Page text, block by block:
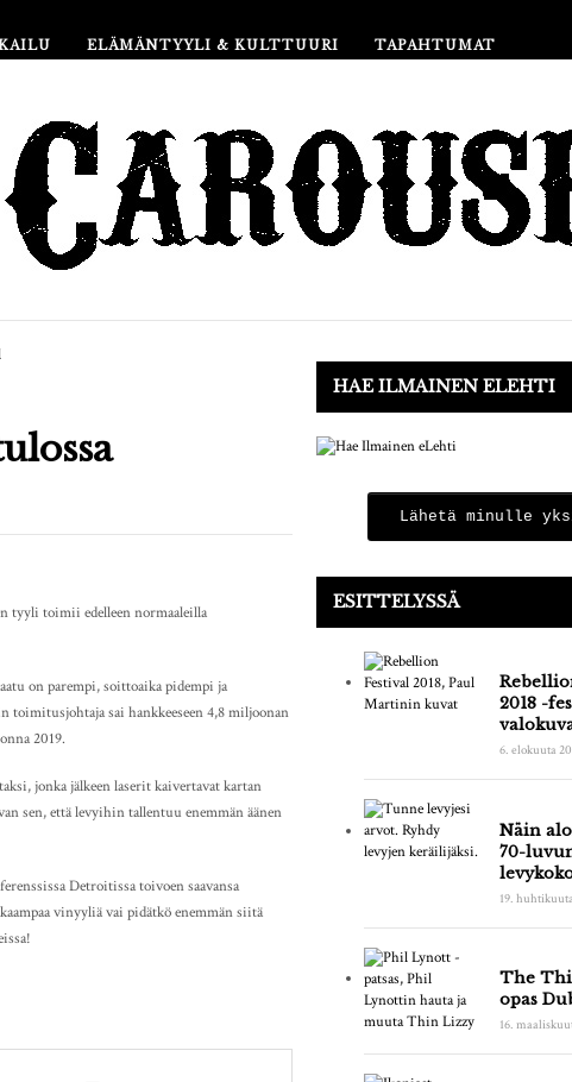
ELÄMÄNTYYLI & KULTTUURI TAPAHTUMAT
toimii edelleen normaaleilla
on parempi, soittoaika pidempi ja
toimitusjohtaja sai hankkeeseen 4,8 miljoonan
2019.
jonka jälkeen laserit kaivertavat kartan
sen, että levyihin tallentuu enemmän äänen
Detroitissa toivoen saavansa
vinyyliä vai pidätkö enemmän siitä
HAE ILMAINEN ELEHTI
Lähetä minulle
ESITTELYSSÄ
2018 -
6. elokuuta
Näin
70-
19.
The
opas
16.